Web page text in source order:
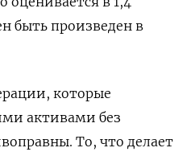
быть произведен в
которые
активами без
То, что делает